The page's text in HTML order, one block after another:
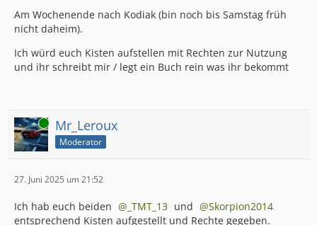
Am Wochenende nach Kodiak (bin noch bis Samstag früh
nicht daheim).
Ich würd euch Kisten aufstellen mit Rechten zur Nutzung
und ihr schreibt mir / legt ein Buch rein was ihr bekommt
Online Mr_Leroux
Moderator
27. Juni 2025 um 21:52
Ich hab euch beiden _TMT_13 und
Skorpion2014
entsprechend Kisten aufgestellt und Rechte gegeben.